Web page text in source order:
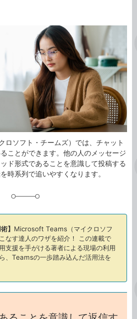
ロソフト・チームズ）では、チャット
ことができます。他の人のメッセージ
ド形式であることを意識して投稿する
時系列で追いやすくなります。
】 Microsoft Teams（マイクロソフ
なす達人のワザを紹介！ この連載で
支援を手がける著者による現場の利用
、Teamsの一歩踏み込んだ活用法を